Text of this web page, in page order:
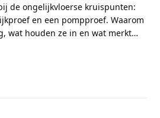
de ongelijkvloerse kruispunten:
en een pompproef. Waarom
wat houden ze in en wat merkt…